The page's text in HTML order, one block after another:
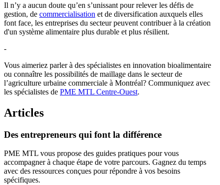
Il n’y a aucun doute qu’en s’unissant pour relever les défis de
gestion, de commercialisation et de diversification auxquels elles
font face, les entreprises du secteur peuvent contribuer à la création
d'un système alimentaire plus durable et plus résilient.
-
Vous aimeriez parler à des spécialistes en innovation bioalimentaire
ou connaître les possibilités de maillage dans le secteur de
l’agriculture urbaine commerciale à Montréal? Communiquez avec
les spécialistes de PME MTL Centre-Ouest.
Articles
Des entrepreneurs qui font la différence
PME MTL vous propose des guides pratiques pour vous
accompagner à chaque étape de votre parcours. Gagnez du temps
avec des ressources conçues pour répondre à vos besoins
spécifiques.